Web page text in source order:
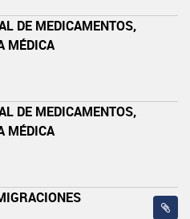
DE MEDICAMENTOS,
MÉDICA
DE MEDICAMENTOS,
MÉDICA